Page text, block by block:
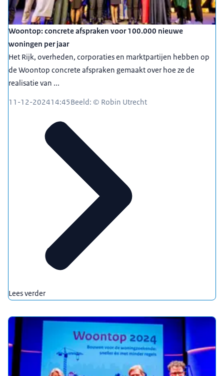
Woontop: concrete afspraken voor 100.000 nieuwe
woningen per jaar
Het Rijk, overheden, corporaties en marktpartijen hebben op
de Woontop concrete afspraken gemaakt over hoe ze de
realisatie van ...
11-12-202414:45Beeld: © Robin Utrecht
Lees verder